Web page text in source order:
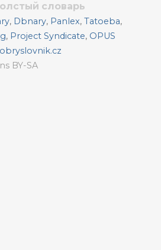
словарь
, Dbnary, Panlex,Tatoeba,
, Project Syndicate, OPUS
BY-SA